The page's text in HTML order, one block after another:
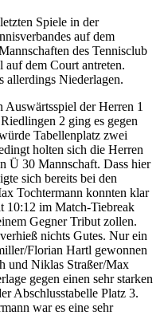
Spiele in der
auf dem
des Tennisclub
auf dem Court antreten.
allerdings Niederlagen.
Auswärtsspiel der Herren 1
2 ging es gegen
Tabellenplatz zwei
holten sich die Herren
Ü 30 Mannschaft. Dass hier
sich bereits bei den
Tochtermann konnten klar
10:12 im Match-Tiebreak
Gegner Tribut zollen.
nichts Gutes. Nur ein
Florian Hartl gewonnen
und Niklas Straßer/Max
gegen einen sehr starken
Abschlusstabelle Platz 3.
war es eine sehr